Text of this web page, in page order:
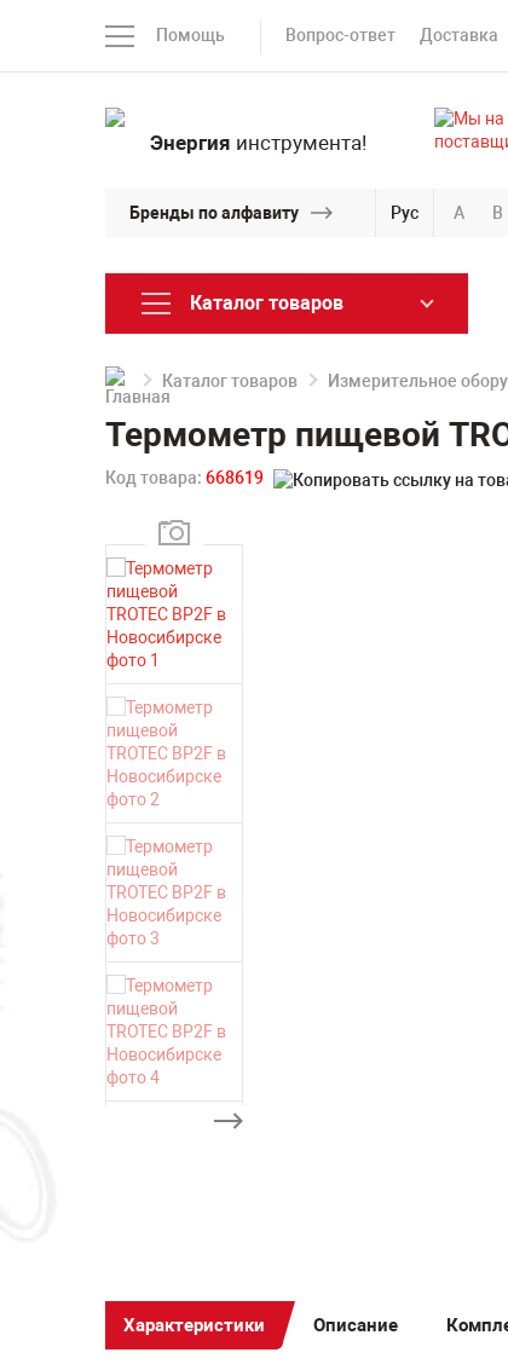
Помощь Вопрос-ответ Доставка
Энергия инструмента!
Бренды по алфавиту Рус A B
Каталог товаров
Каталог товаров Измерительное
Термометр пищевой
Код товара: 668619
Характеристики Описание